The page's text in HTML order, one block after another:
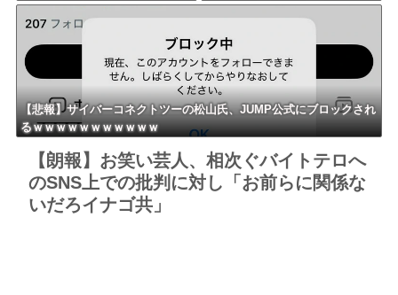
理の名前も刻印ｗｗｗｗｗｗｗ
ｗｗ
オンエアされず「障害者相手だ
と放送されなくなる。俺、逆差
別だと思って」
【悲報】サイバーコネクトツーの松山氏、JUMP公式にブロックされ
るｗｗｗｗｗｗｗｗｗｗｗ
【朗報】お笑い芸人、相次ぐバイトテロへ
のSNS上での批判に対し「お前らに関係な
いだろイナゴ共」